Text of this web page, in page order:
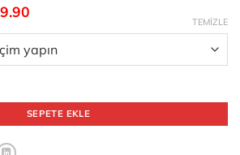
fiyat:
₺4,299.90.
TEMIZLE
Motifli Zirkon Taşlı Eskitme Model Kadın Yüzük adet
SEPETE EKLE